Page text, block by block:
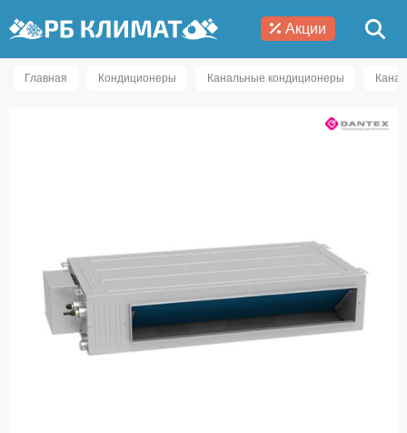
Акции
Главная Кондиционеры Канальные кондиционеры